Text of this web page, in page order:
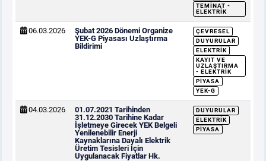
TEMINAT -
ELEKTRIK
06.03.2026
Şubat 2026 Dönemi Organize
YEK-G Piyasası Uzlaştırma
Bildirimi
ÇEVRESEL
DUYURULAR
ELEKTRIK
KAYIT VE
UZLAŞTIRMA
- ELEKTRIK
PIYASA
YEK-G
04.03.2026
01.07.2021 Tarihinden
31.12.2030 Tarihine Kadar
İşletmeye Girecek YEK Belgeli
Yenilenebilir Enerji
Kaynaklarına Dayalı Elektrik
Üretim Tesisleri İçin
Uygulanacak Fiyatlar Hk.
DUYURULAR
ELEKTRIK
PIYASA